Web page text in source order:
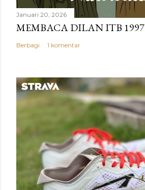
Januari 20, 2026
MEMBACA DILAN ITB 1997
Berbagi 1 komentar